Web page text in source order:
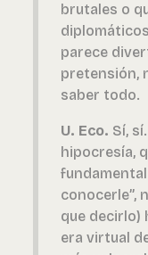
brutales o
parece
pretensión,
saber todo.
U. Eco. Sí,
hipocresía,
conocerle”,
que decirlo)
era virtual